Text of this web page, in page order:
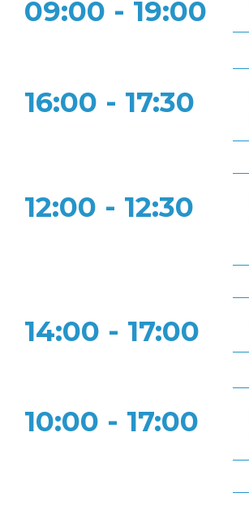
09:00 - 19:00
16:00 - 17:30
12:00 - 12:30
14:00 - 17:00
10:00 - 17:00